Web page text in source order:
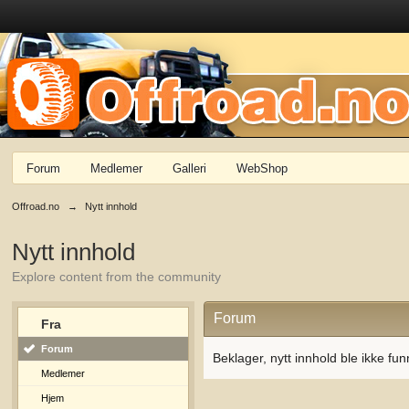
Forum Medlemer Galleri WebShop
Offroad.no → Nytt innhold
Nytt innhold
Explore content from the community
Fra
Forum
Medlemer
Hjem
Forum
Beklager, nytt innhold ble ikke